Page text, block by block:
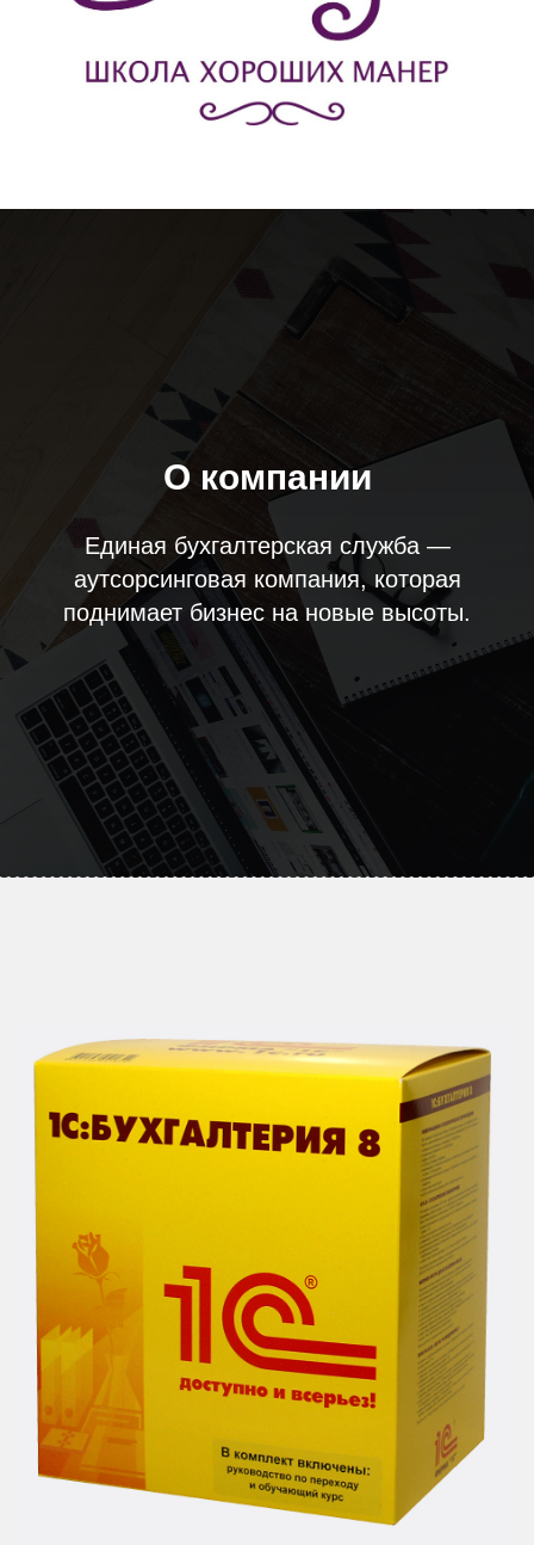
О компании
Единая бухгалтерская служба —
аутсорсинговая компания, которая
поднимает бизнес на новые высоты.